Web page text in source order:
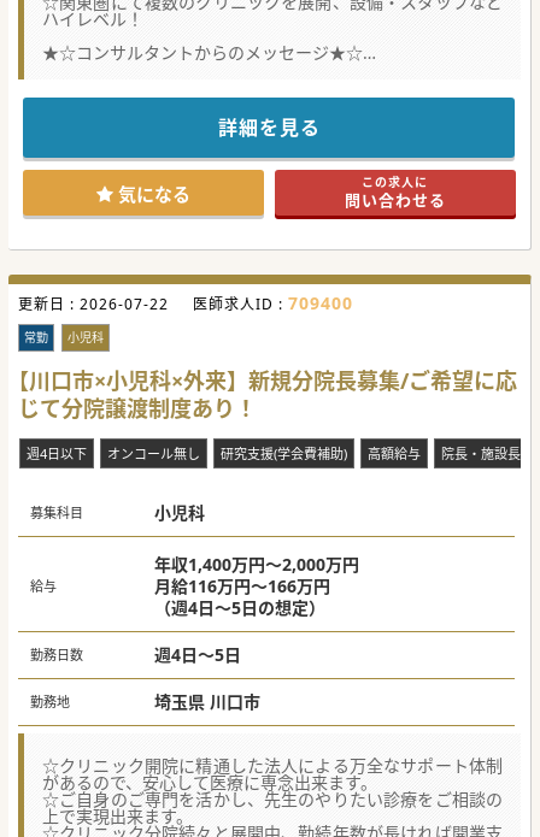
ハイレベル！
★☆コンサルタントからのメッセージ★☆
大手法人グループにて、法人がフルバックアップ、スタッフ
ドクターは診療に専念ができる環境です。
駅からも近く、通勤がし易い立地なのも魅力です♪
勤務曜日や時間も調整が可能ですので、私生活に合わせたメ
リハリのある勤務が可能です。
まずはお気軽にお問合せください。
#秋入職可
詳細を見る
気になる この求人に
問い合わせる
更新日 : 2026-07-22 医師求人ID : 709400
常勤 小児科
【川口市×小児科×外来】新規分院長募集/ご希望に応
じて分院譲渡制度あり！
週4日以下 オンコール無し 研究支援(学会費補助) 高額給与 院長・施設長募
募集科目 小児科
給与
年収1,400万円～2,000万円
月給116万円～166万円
（週4日～5日の想定）
勤務日数 週4日～5日
勤務地 埼玉県 川口市
☆クリニック開院に精通した法人による万全なサポート体制
があるので、安心して医療に専念出来ます。
☆ご自身のご専門を活かし、先生のやりたい診療をご相談の
上で実現出来ます。